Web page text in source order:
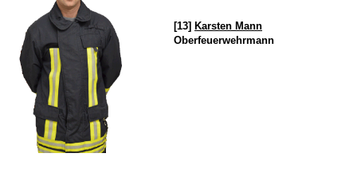
[13] Karsten Mann
Oberfeuerwehrmann